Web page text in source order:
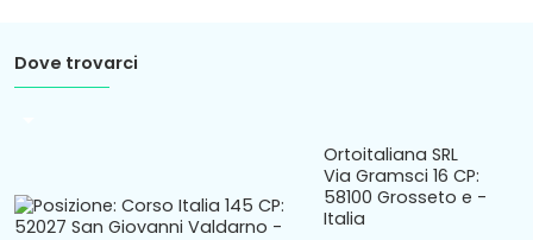
Dove trovarci
Ortoitaliana SRL
Via Gramsci 16 CP:
58100 Grosseto e -
Italia